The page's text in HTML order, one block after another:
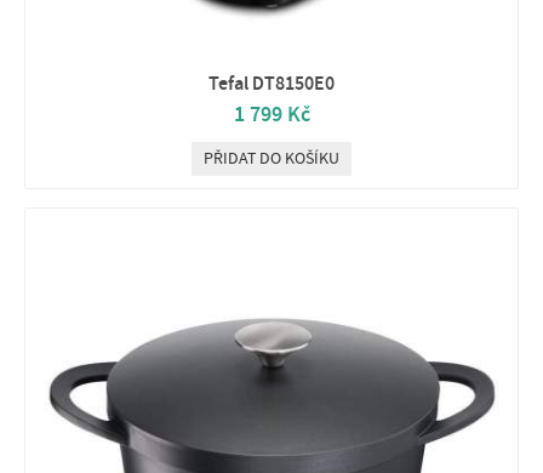
Tefal DT8150E0
1 799 Kč
PŘIDAT DO KOŠÍKU